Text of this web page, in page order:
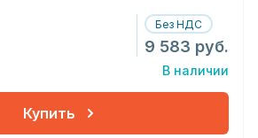
Без НДС
9 583 руб.
В наличии
Купить